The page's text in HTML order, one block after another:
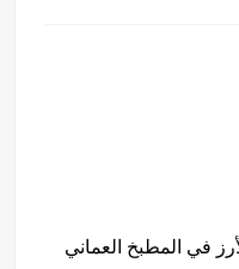
في المطبخ العماني